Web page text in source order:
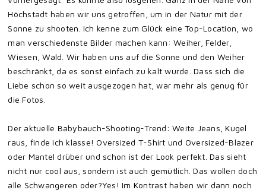
Höchstadt haben wir uns getroffen, um in der Natur mit der
Sonne zu shooten. Ich kenne zum Glück eine Top-Location, wo
man verschiedenste Bilder machen kann: Weiher, Felder,
Wiesen, Wald. Wir haben uns auf die Sonne und den Weiher
beschränkt, da es sonst einfach zu kalt wurde. Dass sich die
Liebe schon so weit ausgezogen hat, war mehr als genug für
die Fotos.
Der aktuelle Babybauch-Shooting-Trend: Weite Jeans, Kugel
raus, finde ich klasse! Oversized T-Shirt und Oversized-Blazer
oder Mantel drüber und schon ist der Look perfekt. Das sieht
nicht nur cool aus, sondern ist auch gemütlich. Das wollen doch
alle Schwangeren oder?Yes! Im Kontrast haben wir dann noch